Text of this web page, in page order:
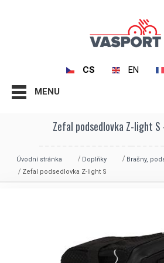
CS EN
MENU
Zefal podsedlovka Z-light S
Úvodní stránka Doplňky
Brašny,
Zefal podsedlovka Z-light S